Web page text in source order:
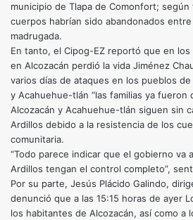
municipio de Tlapa de Comonfort;
cuerpos habrían sido abandonados
madrugada.
En tanto, el Cipog-EZ reportó que en
en Alcozacán perdió la vida Jiménez
varios días de ataques en los pueblos de
y Acahuehue-tlán “las familias ya fueron
Alcozacán y Acahuehue-tlán siguen sin
Ardillos debido a la resistencia de los
comunitaria.
“Todo parece indicar que el gobierno va
Ardillos tengan el control completo”,
Por su parte, Jesús Plácido Galindo,
denunció que a las 15:15 horas de ayer
los habitantes de Alcozacán, así como a